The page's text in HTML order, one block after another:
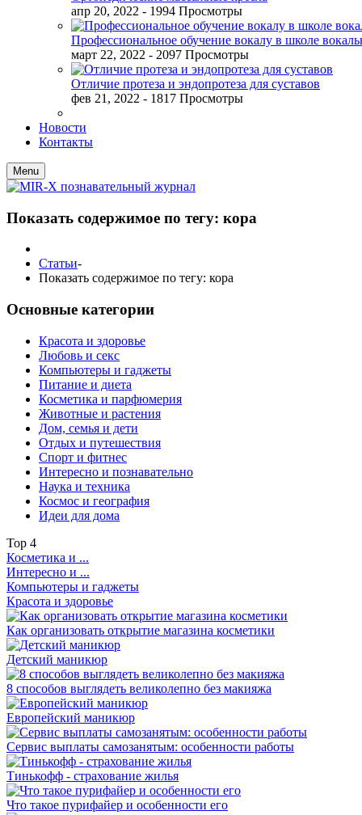
апр 20, 2022 - 1994 Просмотры
Профессиональное обучение вокалу в школе
март 22, 2022 - 2097 Просмотры
Отличие протеза и эндопротеза для суставов
фев 21, 2022 - 1817 Просмотры
Новости
Контакты
Menu
Показать содержимое по тегу: кора
Статьи-
Показать содержимое по тегу: кора
Основные категории
Красота и здоровье
Любовь и секс
Компьютеры и гаджеты
Питание и диета
Косметика и парфюмерия
Животные и растения
Дом, семья и дети
Отдых и путешествия
Спорт и фитнес
Интересно и познавательно
Наука и техника
Космос и география
Идеи для дома
Top 4
Косметика и ...
Интересно и ...
Компьютеры и гаджеты
Красота и здоровье
Как организовать открытие магазина косметики
Детский маникюр
8 способов выглядеть великолепно без макияжа
Европейский маникюр
Сервис выплаты самозанятым: особенности работы
Тинькофф - страхование жилья
Что такое пурифайер и особенности его